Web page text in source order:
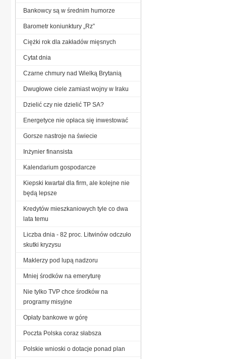
Bankowcy są w średnim humorze
Barometr koniunktury „Rz”
Ciężki rok dla zakładów mięsnych
Cytat dnia
Czarne chmury nad Wielką Brytanią
Dwugłowe ciele zamiast wojny w Iraku
Dzielić czy nie dzielić TP SA?
Energetyce nie opłaca się inwestować
Gorsze nastroje na świecie
Inżynier finansista
Kalendarium gospodarcze
Kiepski kwartał dla firm, ale kolejne nie
będą lepsze
Kredytów mieszkaniowych tyle co dwa
lata temu
Liczba dnia - 82 proc. Litwinów odczuło
skutki kryzysu
Maklerzy pod lupą nadzoru
Mniej środków na emeryturę
Nie tylko TVP chce środków na
programy misyjne
Opłaty bankowe w górę
Poczta Polska coraz słabsza
Polskie wnioski o dotacje ponad plan